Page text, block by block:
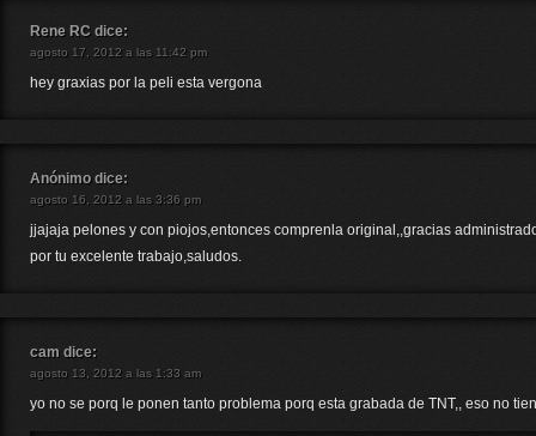
Rene RC dice:
agosto 17, 2012 a las 11:42 pm
hey graxias por la peli esta vergona
Anónimo dice:
agosto 16, 2012 a las 3:36 pm
jjajaja pelones y con piojos,entonces comprenla original,,gracias
por tu excelente trabajo,saludos.
cam dice:
agosto 13, 2012 a las 1:33 am
yo no se porq le ponen tanto problema porq esta grabada de TNT,, eso no